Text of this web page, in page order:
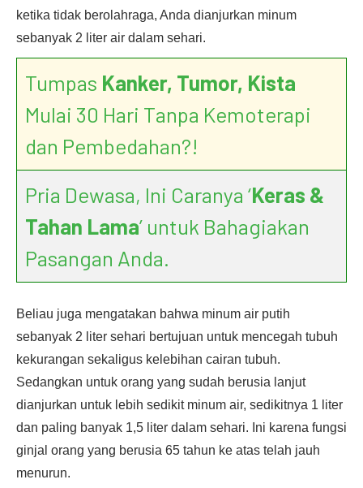
ketika tidak berolahraga, Anda dianjurkan minum
sebanyak 2 liter air dalam sehari.
Tumpas Kanker, Tumor, Kista
Mulai 30 Hari Tanpa Kemoterapi
dan Pembedahan?!
Pria Dewasa, Ini Caranya ‘Keras &
Tahan Lama’ untuk Bahagiakan
Pasangan Anda.
Beliau juga mengatakan bahwa minum air putih
sebanyak 2 liter sehari bertujuan untuk mencegah tubuh
kekurangan sekaligus kelebihan cairan tubuh.
Sedangkan untuk orang yang sudah berusia lanjut
dianjurkan untuk lebih sedikit minum air, sedikitnya 1 liter
dan paling banyak 1,5 liter dalam sehari. Ini karena fungsi
ginjal orang yang berusia 65 tahun ke atas telah jauh
menurun.